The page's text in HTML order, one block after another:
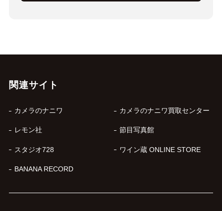
関連サイト
カメラのナニワ カメラのナニワ買取センター
レモン社 節目写真館
スタジオ728 ワイン蔵 ONLINE STORE
BANANA RECORD